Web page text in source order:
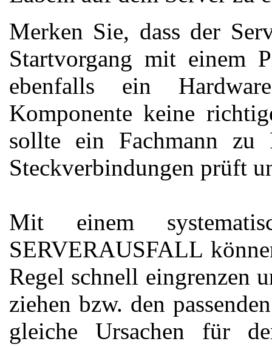
Merken Sie, dass der
Startvorgang mit einem
ebenfalls ein
Komponente keine
sollte ein Fachmann zu
Steckverbindungen prüft
Mit einem
SERVERAUSFALL
Regel schnell eingrenzen
ziehen bzw. den
gleiche Ursachen für